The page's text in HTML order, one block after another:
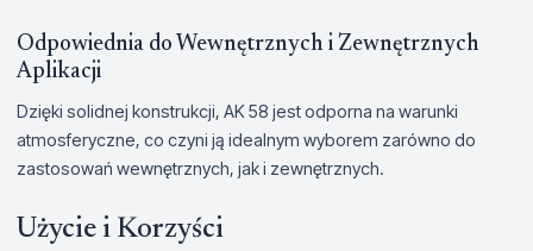
Odpowiednia do Wewnętrznych i Zewnętrznych
Aplikacji
Dzięki solidnej konstrukcji, AK 58 jest odporna na warunki
atmosferyczne, co czyni ją idealnym wyborem zarówno do
zastosowań wewnętrznych, jak i zewnętrznych.
Użycie i Korzyści